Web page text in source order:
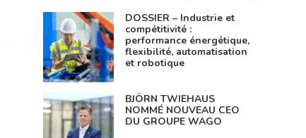
DOSSIER – Industrie et
compétitivité :
performance énergétique,
flexibilité, automatisation
et robotique
BJÖRN TWIEHAUS
NOMMÉ NOUVEAU CEO
DU GROUPE WAGO